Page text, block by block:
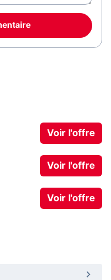
Voir l'offre
Voir l'offre
Voir l'offre